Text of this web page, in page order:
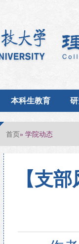
本科生教育
首页» 学院动态
【支